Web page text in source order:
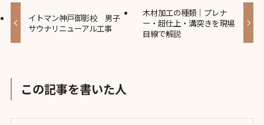
イトマン神戸御影校 男子
サウナリニューアル工事
木材加工の種類｜プレナ
ー・超仕上・溝突きを現場
目線で解説
この記事を書いた人